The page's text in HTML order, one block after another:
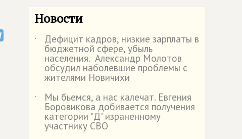
Новости
˙ Дефицит кадров, низкие зарплаты в
бюджетной сфере, убыль
населения. Александр Молотов
обсудил наболевшие проблемы с
жителями Новичихи
˙
Мы бьемся, а нас калечат. Евгения
Боровикова добивается получения
категории "Д" израненному
участнику СВО